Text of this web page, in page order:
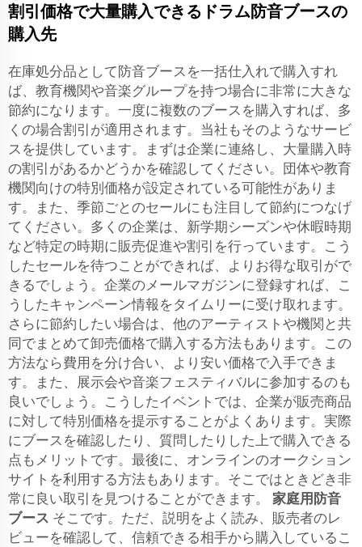
割引価格で大量購入できるドラム防音ブースの
購入先
在庫処分品として防音ブースを一括仕入れで購入すれ
ば、教育機関や音楽グループを持つ場合に非常に大きな
節約になります。一度に複数のブースを購入すれば、多
くの場合割引が適用されます。当社もそのようなサービ
スを提供しています。まずは企業に連絡し、大量購入時
の割引があるかどうかを確認してください。団体や教育
機関向けの特別価格が設定されている可能性がありま
す。また、季節ごとのセールにも注目して節約につなげ
てください。多くの企業は、新学期シーズンや休暇時期
など特定の時期に販売促進や割引を行っています。こう
したセールを待つことができれば、よりお得な取引がで
きるでしょう。企業のメールマガジンに登録すれば、こ
うしたキャンペーン情報をタイムリーに受け取れます。
さらに節約したい場合は、他のアーティストや機関と共
同でまとめて卸売価格で購入する方法もあります。この
方法なら費用を分け合い、より安い価格で入手できま
す。また、展示会や音楽フェスティバルに参加するのも
良いでしょう。こうしたイベントでは、企業が販売商品
に対して特別価格を提示することがよくあります。実際
にブースを確認したり、質問したりした上で購入できる
点もメリットです。最後に、オンラインのオークション
サイトを利用する方法もあります。そこではときどき非
常に良い取引を見つけることができます。 家庭用防音
ブース そこです。ただ、説明をよく読み、販売者のレ
ビューを確認して、信頼できる相手から購入しているこ